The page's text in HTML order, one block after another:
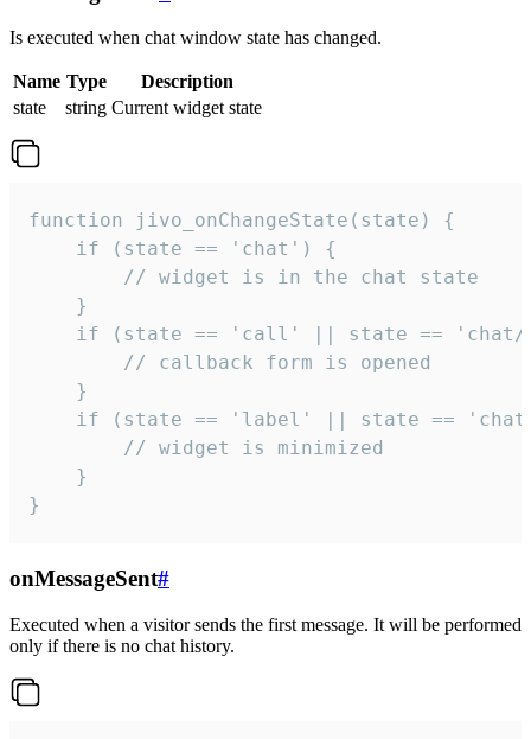
Is executed when chat window state has changed.
Name Type
Description
state
string Current widget state
function jivo_onChangeState(state) {
    if (state == 'chat') {
        // widget is in the chat state
    }
if (state == 'call' || state ==
        // callback form is opened
    }
if (state == 'label' || state ==
        // widget is minimized
    }
}
onMessageSent#
Executed when a visitor sends the first message. It will be performed
only if there is no chat history.